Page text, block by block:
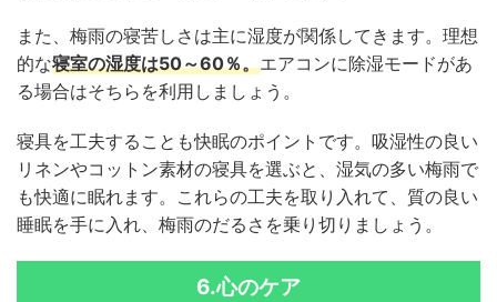
また、梅雨の寝苦しさは主に湿度が関係してきます。理想
的な寝室の湿度は50～60％。エアコンに除湿モードがあ
る場合はそちらを利用しましょう。
寝具を工夫することも快眠のポイントです。吸湿性の良い
リネンやコットン素材の寝具を選ぶと、湿気の多い梅雨で
も快適に眠れます。これらの工夫を取り入れて、質の良い
睡眠を手に入れ、梅雨のだるさを乗り切りましょう。
6.心のケア